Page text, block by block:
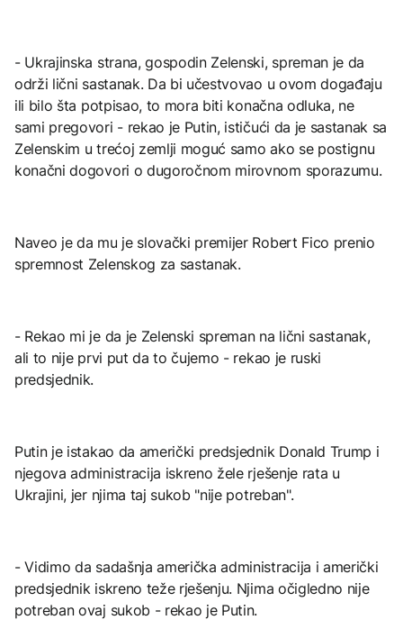
- Ukrajinska strana, gospodin Zelenski, spreman je da
održi lični sastanak. Da bi učestvovao u ovom događaju
ili bilo šta potpisao, to mora biti konačna odluka, ne
sami pregovori - rekao je Putin, ističući da je sastanak sa
Zelenskim u trećoj zemlji moguć samo ako se postignu
konačni dogovori o dugoročnom mirovnom sporazumu.
Naveo je da mu je slovački premijer Robert Fico prenio
spremnost Zelenskog za sastanak.
- Rekao mi je da je Zelenski spreman na lični sastanak,
ali to nije prvi put da to čujemo - rekao je ruski
predsjednik.
Putin je istakao da američki predsjednik Donald Trump i
njegova administracija iskreno žele rješenje rata u
Ukrajini, jer njima taj sukob "nije potreban".
- Vidimo da sadašnja američka administracija i američki
predsjednik iskreno teže rješenju. Njima očigledno nije
potreban ovaj sukob - rekao je Putin.